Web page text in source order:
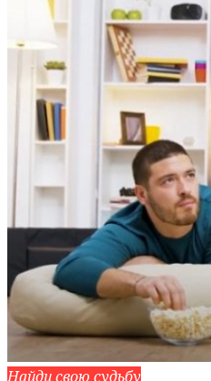
Найди свою судьбу